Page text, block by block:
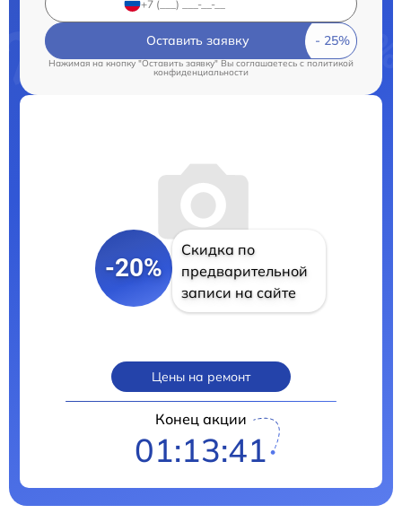
Оставить заявку
Нажимая на кнопку "Оставить заявку" Вы соглашаетесь c политикой
конфиденциальности
-20%
Скидка по
предварительной
записи на сайте
Цены на ремонт
Конец акции
01:13:40